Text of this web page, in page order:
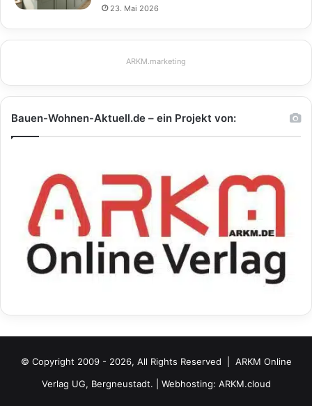
23. Mai 2026
ARKM.marketing
Bauen-Wohnen-Aktuell.de – ein Projekt von:
© Copyright 2009 - 2026, All Rights Reserved | ARKM Online
Verlag UG, Bergneustadt. | Webhosting: ARKM.cloud